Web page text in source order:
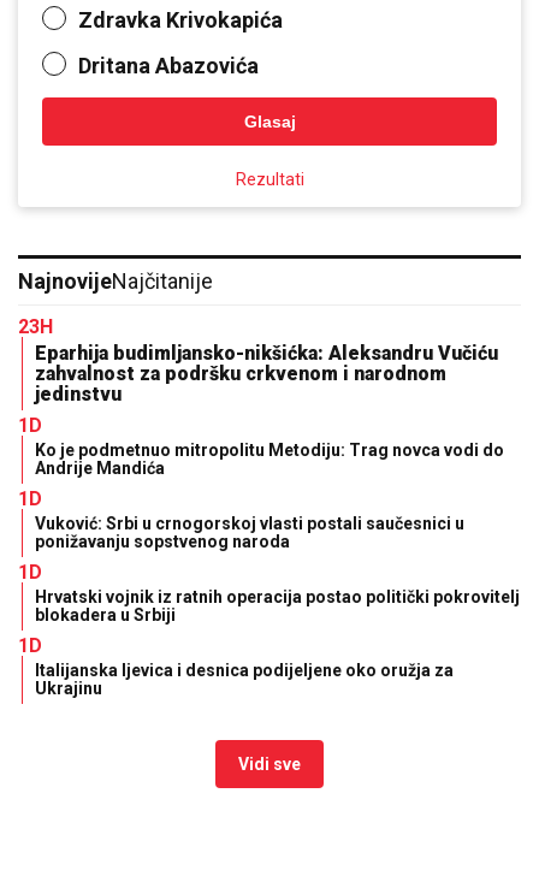
Zdravka Krivokapića
Dritana Abazovića
Glasaj
Rezultati
NajnovijeNajčitanije
23H
Eparhija budimljansko-nikšićka: Aleksandru Vučiću
zahvalnost za podršku crkvenom i narodnom
jedinstvu
1D
Ko je podmetnuo mitropolitu Metodiju: Trag novca vodi do
Andrije Mandića
1D
Vuković: Srbi u crnogorskoj vlasti postali saučesnici u
ponižavanju sopstvenog naroda
1D
Hrvatski vojnik iz ratnih operacija postao politički pokrovitelj
blokadera u Srbiji
1D
Italijanska ljevica i desnica podijeljene oko oružja za
Ukrajinu
Vidi sve